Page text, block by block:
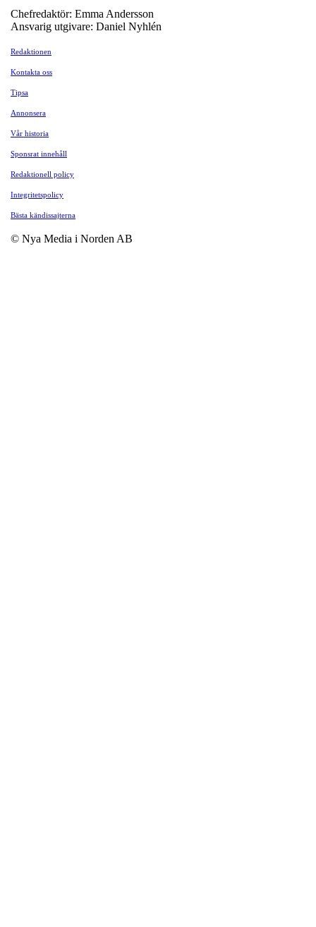
Chefredaktör: Emma Andersson
Ansvarig utgivare: Daniel Nyhlén
Redaktionen
Kontakta oss
Tipsa
Annonsera
Vår historia
Sponsrat innehåll
Redaktionell policy
Integritetspolicy
Bästa kändissajterna
© Nya Media i Norden AB